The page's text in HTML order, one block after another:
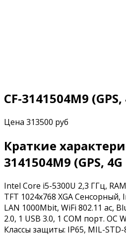
CF-3141504M9
Цена 313500 руб
Краткие
3141504M9 (GPS,
Intel Core i5-5300U 2,3 ГГц,
TFT 1024x768 XGA Сенсорный,
LAN 1000Mbit, WiFi 802.11 ac,
2.0, 1 USB 3.0, 1 COM порт. ОС
Классы защиты: IP65, MIL-STD-